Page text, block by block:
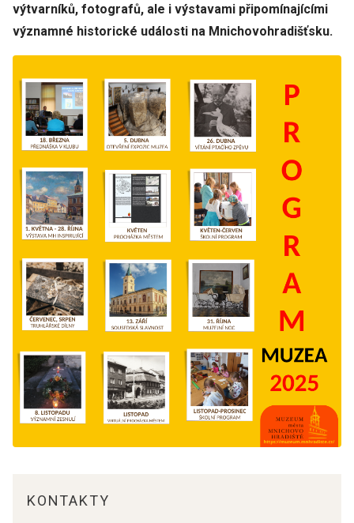
výtvarníků, fotografů, ale i výstavami připomínajícími
významné historické události na Mnichovohradišťsku.
KONTAKTY